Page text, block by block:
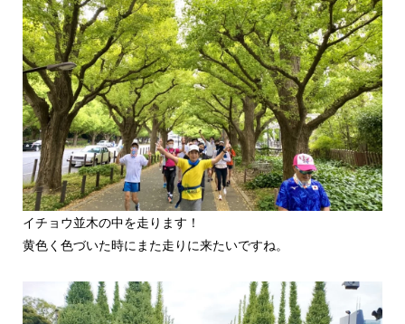
イチョウ並木の中を走ります！
黄色く色づいた時にまた走りに来たいですね。